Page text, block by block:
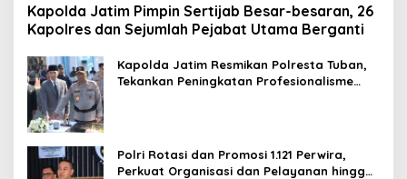
Kapolda Jatim Pimpin Sertijab Besar-besaran, 26
Kapolres dan Sejumlah Pejabat Utama Berganti
Kapolda Jatim Resmikan Polresta Tuban,
Tekankan Peningkatan Profesionalisme
Polri Rotasi dan Promosi 1.121 Perwira,
Perkuat Organisasi dan Pelayanan hingga